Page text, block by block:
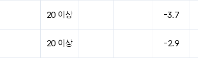
20 이상 -3.7
20 이상 -2.9